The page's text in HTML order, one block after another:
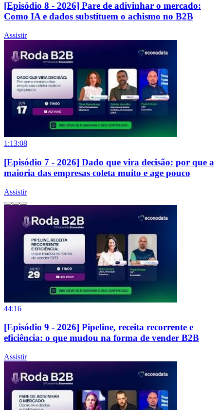
[Episódio 8 - 2026] Pare de adivinhar o mercado:
Como IA e dados substituem o achismo no B2B
Assistir
1:13:08
[Episódio 7 - 2026] Dado que vira decisão: por que a
maioria das empresas coleta muito e age pouco
Assistir
44:16
[Episódio 9 - 2026] Pipeline, receita recorrente e
eficiência: o que mudou na forma de vender B2B
Assistir